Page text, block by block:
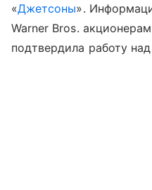
«Джетсоны».
Warner Bros.
подтвердила работу